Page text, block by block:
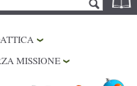
MISSIONE